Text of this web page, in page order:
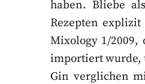
haben. Bliebe
Rezepten
Mixology 1/2009,
importiert wurde,
Gin verglichen